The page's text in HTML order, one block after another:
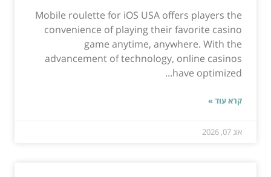
Mobile roulette for iOS USA offers players the
convenience of playing their favorite casino
game anytime, anywhere. With the
advancement of technology, online casinos
have optimized...
קרא עוד »
אוג 07, 2026